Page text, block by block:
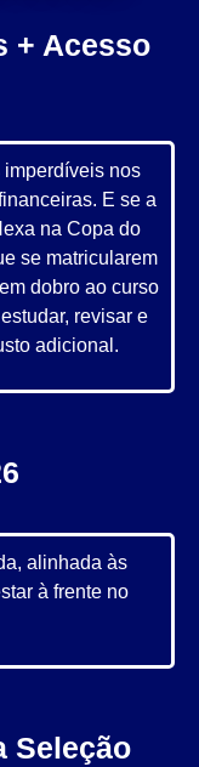
+ Acesso
imperdíveis nos
E se a
na Copa do
se matricularem
dobro ao curso
revisar e
adicional.
alinhada às
à frente no
Seleção